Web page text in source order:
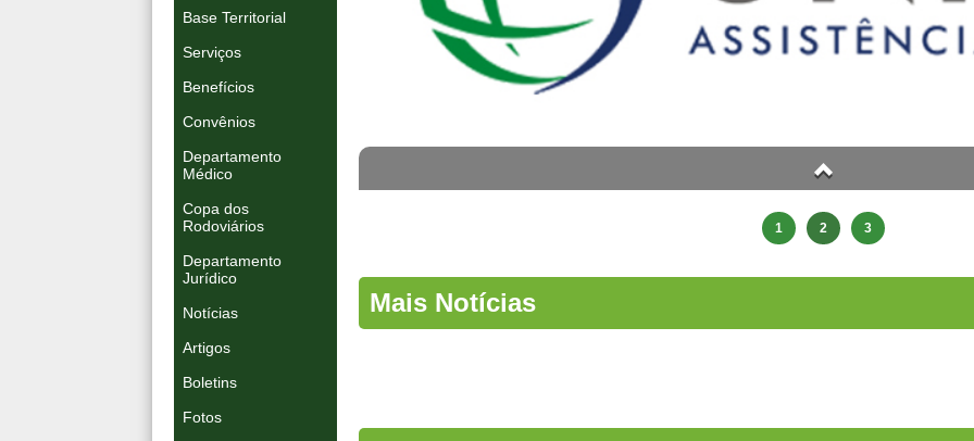
Base Territorial
Serviços
Benefícios
Convênios
Departamento
Médico
Copa dos
Rodoviários
Departamento
Jurídico
Notícias
Artigos
Boletins
Fotos
1 2 3
Mais Notícias